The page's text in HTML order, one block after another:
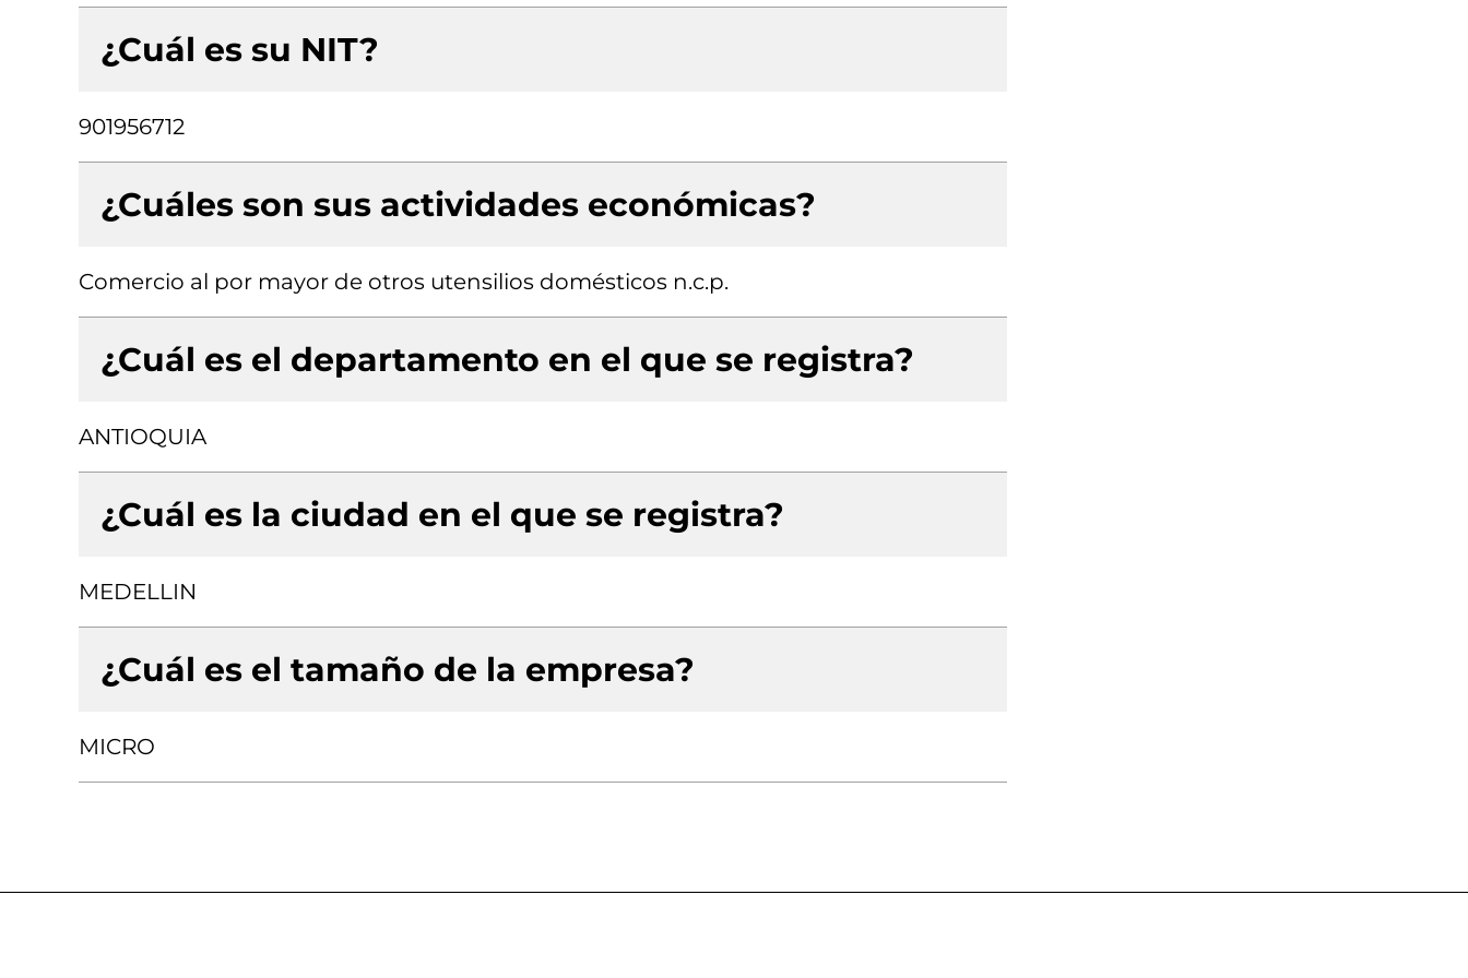
¿Cuál es su NIT?
901956712
¿Cuáles son sus actividades económicas?
Comercio al por mayor de otros utensilios domésticos n.c.p.
¿Cuál es el departamento en el que se registra?
ANTIOQUIA
¿Cuál es la ciudad en el que se registra?
MEDELLIN
¿Cuál es el tamaño de la empresa?
MICRO